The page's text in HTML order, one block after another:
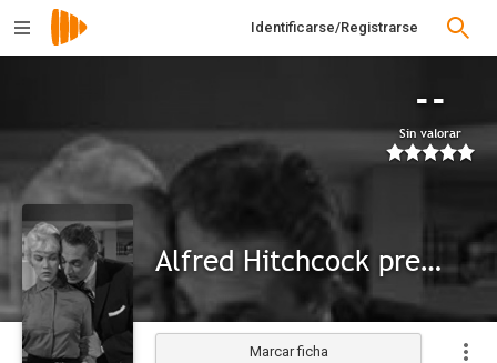
Identificarse/Registrarse
--
Sin valorar
Alfred Hitchcock presenta: The Morning After
Marcar ficha